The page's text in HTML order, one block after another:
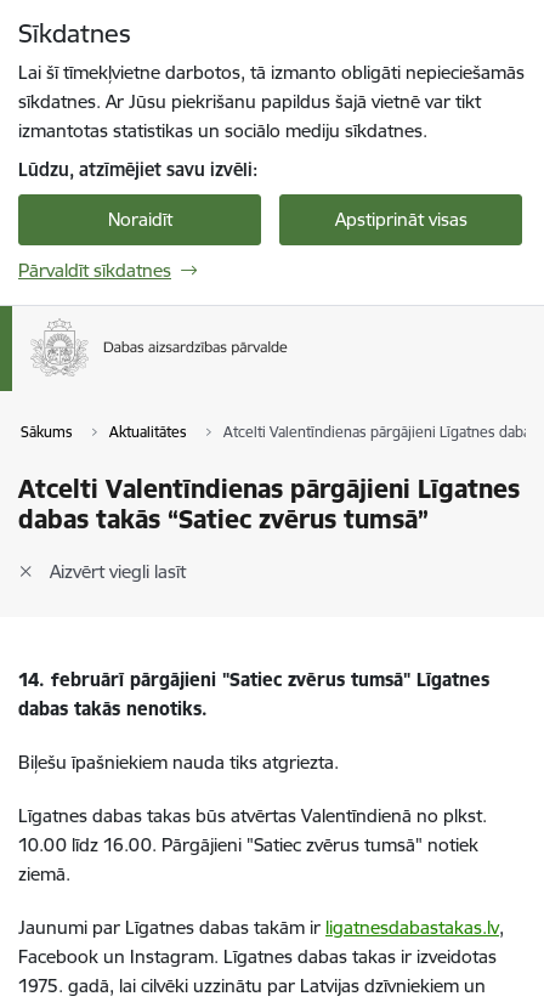
Sīkdatnes
Lai šī tīmekļvietne darbotos, tā izmanto obligāti nepieciešamās
sīkdatnes. Ar Jūsu piekrišanu papildus šajā vietnē var tikt
izmantotas statistikas un sociālo mediju sīkdatnes.
Lūdzu, atzīmējiet savu izvēli:
Noraidīt Apstiprināt visas
Pārvaldīt sīkdatnes
Sākums Aktualitātes Atcelti Valentīndienas pārgājieni Līgatnes dabas
Atcelti Valentīndienas pārgājieni Līgatnes
dabas takās “Satiec zvērus tumsā”
Aizvērt viegli lasīt
14. februārī pārgājieni "Satiec zvērus tumsā" Līgatnes
dabas takās nenotiks.
Biļešu īpašniekiem nauda tiks atgriezta.
Līgatnes dabas takas būs atvērtas Valentīndienā no plkst.
10.00 līdz 16.00. Pārgājieni "Satiec zvērus tumsā" notiek
ziemā.
Jaunumi par Līgatnes dabas takām ir ligatnesdabastakas.lv,
Facebook un Instagram. Līgatnes dabas takas ir izveidotas
1975. gadā, lai cilvēki uzzinātu par Latvijas dzīvniekiem un